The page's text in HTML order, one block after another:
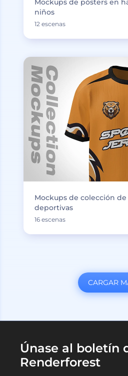
Mockups de pósters en
niños
12 escenas
Mockups de colección de
deportivas
16 escenas
CARGAR
Únase al boletín
Renderforest